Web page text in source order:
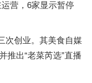
营，6家显示暂停
次创业。其美食自媒
推出“老菜芮选”直播